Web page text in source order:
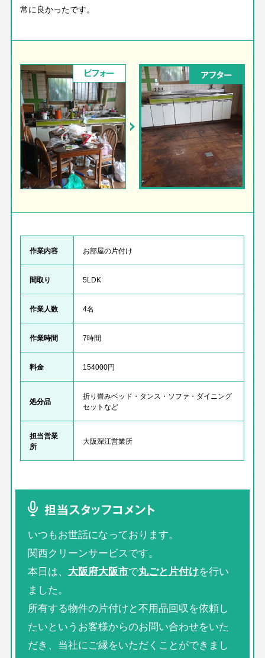
常に良かったです。
ビフォー アフター
作業内容 お部屋の片付け
間取り 5LDK
作業人数 4名
作業時間 7時間
料金 154000円
処分品
折り畳みベッド・タンス・ソファ・ダイニング
セットなど
担当営業
所
大阪深江営業所
担当スタッフコメント
いつもお世話になっております。
関西クリーンサービスです。
本日は、 大阪府大阪市で丸ごと片付けを行い
ました。
所有する物件の片付けと不用品回収を依頼し
たいというお客様からのお問い合わせをいた
だき、当社にご縁をいただくことができまし